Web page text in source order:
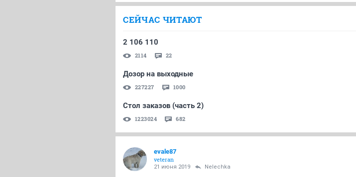
СЕЙЧАС ЧИТАЮТ
2 106 110
2114 22
Дозор на выходные
227227 1000
Стол заказов (часть 2)
1223024 682
evale87
veteran
21 июня 2019 Nelechka